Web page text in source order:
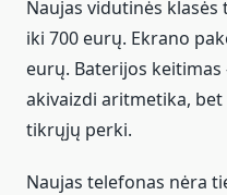
Naujas vidutinės
iki 700 eurų. Ekrano
eurų. Baterijos keitimas
akivaizdi aritmetika,
tikrųjų perki.
Naujas telefonas nėra